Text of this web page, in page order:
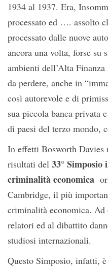
1934 al 1937. Era,
processato ed …. assolto
processato dalle nuove
ancora una volta, forse su
ambienti dell’Alta
da perdere, anche in
così autorevole e di
sua piccola banca privata
di paesi del terzo mondo,
In effetti Bosworth
risultati del 33° Simposio
criminalità economica
Cambridge, il più
criminalità economica. Ad
relatori ed al dibattito
studiosi internazionali.
Questo Simposio, infatti,